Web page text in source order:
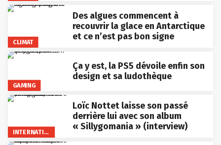
CLIMAT
Des algues commencent à
recouvrir la glace en Antarctique
et ce n’est pas bon signe
GAMING
Ça y est, la PS5 dévoile enfin son
design et sa ludothèque
INTERNATIONAL
Loïc Nottet laisse son passé
derrière lui avec son album
« Sillygomania » (interview)